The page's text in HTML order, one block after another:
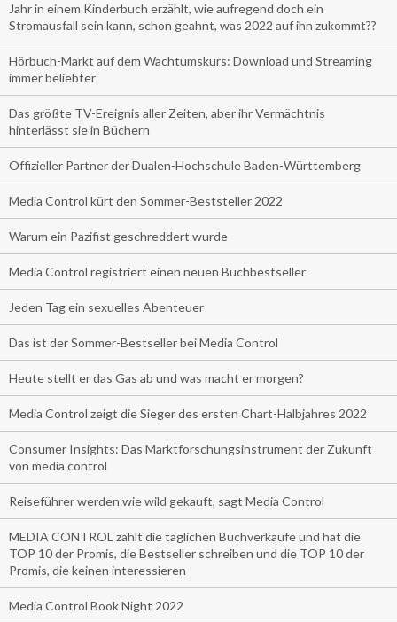
Jahr in einem Kinderbuch erzählt, wie aufregend doch ein
Stromausfall sein kann, schon geahnt, was 2022 auf ihn zukommt??
Hörbuch-Markt auf dem Wachtumskurs: Download und Streaming
immer beliebter
Das größte TV-Ereignis aller Zeiten, aber ihr Vermächtnis
hinterlässt sie in Büchern
Offizieller Partner der Dualen-Hochschule Baden-Württemberg
Media Control kürt den Sommer-Beststeller 2022
Warum ein Pazifist geschreddert wurde
Media Control registriert einen neuen Buchbestseller
Jeden Tag ein sexuelles Abenteuer
Das ist der Sommer-Bestseller bei Media Control
Heute stellt er das Gas ab und was macht er morgen?
Media Control zeigt die Sieger des ersten Chart-Halbjahres 2022
Consumer Insights: Das Marktforschungsinstrument der Zukunft
von media control
Reiseführer werden wie wild gekauft, sagt Media Control
MEDIA CONTROL zählt die täglichen Buchverkäufe und hat die
TOP 10 der Promis, die Bestseller schreiben und die TOP 10 der
Promis, die keinen interessieren
Media Control Book Night 2022